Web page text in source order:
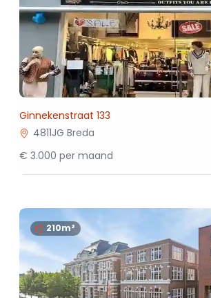
Ginnekenstraat 133
4811JG Breda
€ 3.000 per maand
210m²